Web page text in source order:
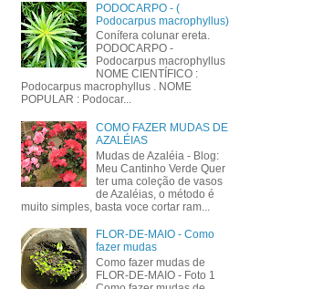
PODOCARPO - (
Podocarpus macrophyllus)
Conífera colunar ereta.
PODOCARPO -
Podocarpus macrophyllus
NOME CIENTÍFICO :
Podocarpus macrophyllus . NOME
POPULAR : Podocar...
COMO FAZER MUDAS DE
AZALÉIAS
Mudas de Azaléia - Blog:
Meu Cantinho Verde Quer
ter uma coleção de vasos
de Azaléias, o método é
muito simples, basta voce cortar ram...
FLOR-DE-MAIO - Como
fazer mudas
Como fazer mudas de
FLOR-DE-MAIO - Foto 1